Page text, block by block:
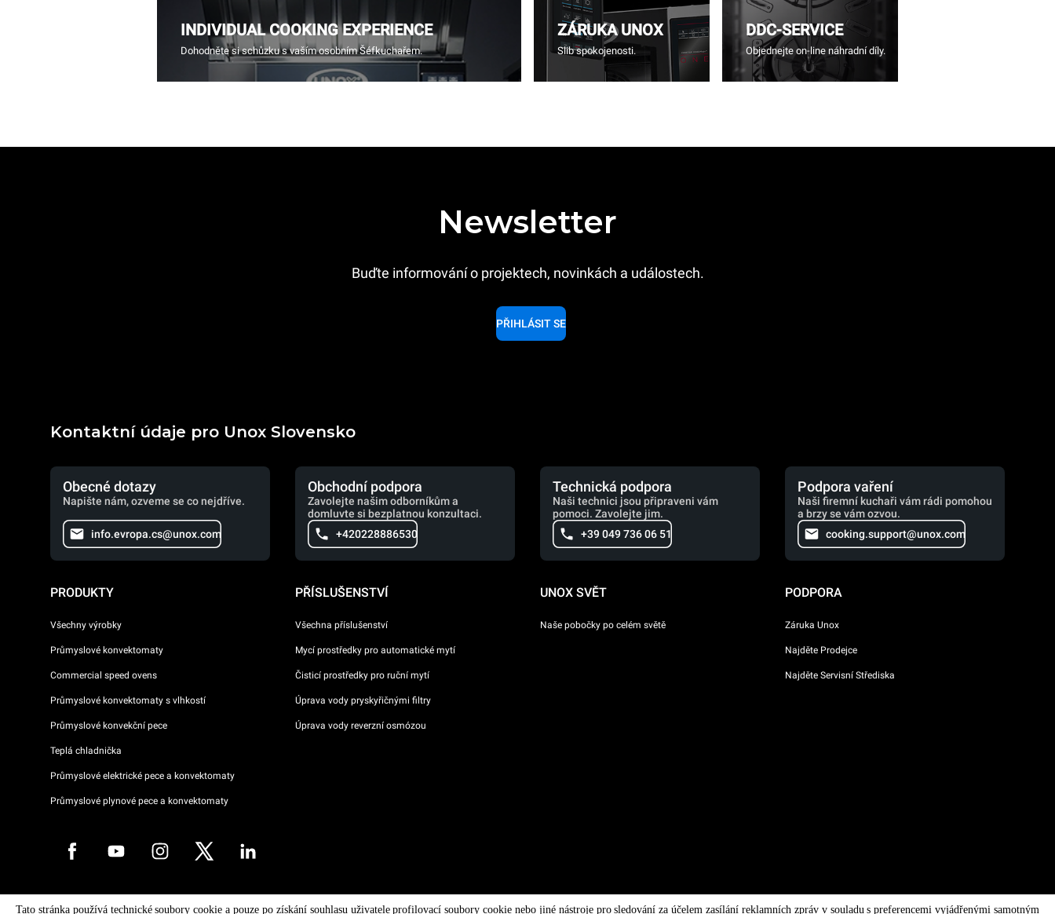
INDIVIDUAL COOKING EXPERIENCE
Dohodněte si schůzku s vaším osobním Šéfkuchařem.
ZÁRUKA UNOX
Slib spokojenosti.
DDC-SERVICE
Objednejte on-line náhradní díly.
Newsletter
Buďte informování o projektech, novinkách a událostech.
PŘIHLÁSIT SE
Kontaktní údaje pro Unox Slovensko
Obecné dotazy
Napište nám, ozveme se co nejdříve.
info.evropa.cs@unox.com
Obchodní podpora
Zavolejte našim odborníkům a
domluvte si bezplatnou konzultaci.
+420228886530
Technická podpora
Naši technici jsou připraveni vám
pomoci. Zavolejte jim.
+39 049 736 06 51
Podpora vaření
Naši firemní kuchaři vám rádi pomohou
a brzy se vám ozvou.
cooking.support@unox.com
PRODUKTY
Všechny výrobky
Průmyslové konvektomaty
Commercial speed ovens
Průmyslové konvektomaty s vlhkostí
Průmyslové konvekční pece
Teplá chladnička
Průmyslové elektrické pece a konvektomaty
Průmyslové plynové pece a konvektomaty
PŘÍSLUŠENSTVÍ
Všechna příslušenství
Mycí prostředky pro automatické mytí
Čisticí prostředky pro ruční mytí
Úprava vody pryskyřičnými filtry
Úprava vody reverzní osmózou
UNOX SVĚT
Naše pobočky po celém světě
PODPORA
Záruka Unox
Najděte Prodejce
Najděte Servisní Střediska
Copyright 2026 UNOX S.p.A. Všechna práva vyhrazena. Reg. Imp. Padova n °
Tato stránka používá technické soubory cookie a pouze po získání souhlasu uživatele profilovací soubory cookie nebo jiné nástroje pro sledování za účelem zasílání reklamních zpráv v souladu s preferencemi vyjádřenými samotným